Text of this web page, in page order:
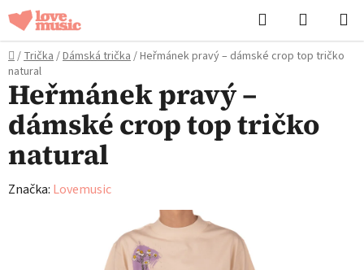
Přejít
na
obsah
Hledat
KOŠÍK
Domů
/Trička/Dámská trička/Heřmánek pravý – dámské crop top tričko
natural
Heřmánek pravý –
dámské crop top tričko
natural
Značka: Lovemusic